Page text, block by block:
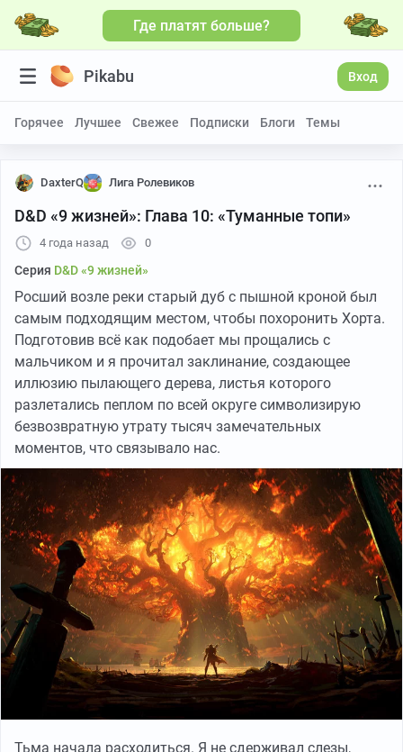
Где платят больше?
Pikabu Вход
Горячее Лучшее Свежее Подписки Блоги Темы
DaxterQ Лига Ролевиков
D&D «9 жизней»: Глава 10: «Туманные топи»
4 года назад 0
Серия D&D «9 жизней»
Росший возле реки старый дуб с пышной кроной был
самым подходящим местом, чтобы похоронить Хорта.
Подготовив всё как подобает мы прощались с
мальчиком и я прочитал заклинание, создающее
иллюзию пылающего дерева, листья которого
разлетались пеплом по всей округе символизирую
безвозвратную утрату тысяч замечательных
моментов, что связывало нас.
Тьма начала расходиться. Я не сдерживал слезы,